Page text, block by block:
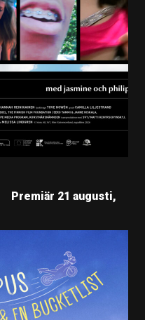
Premiär 21 augusti,